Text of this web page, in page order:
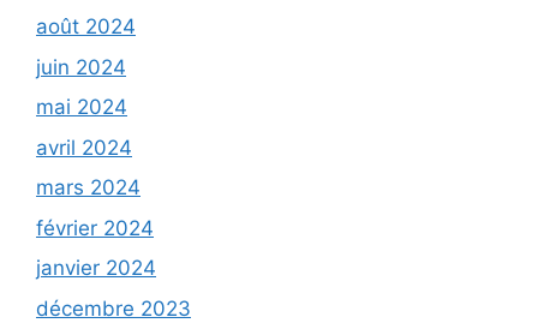
août 2024
juin 2024
mai 2024
avril 2024
mars 2024
février 2024
janvier 2024
décembre 2023